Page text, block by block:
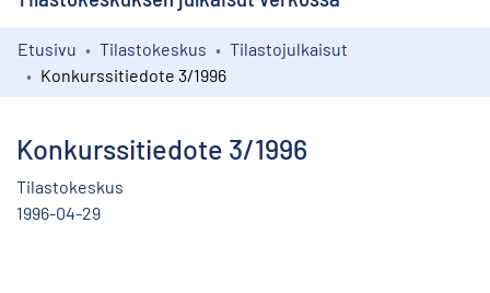
Kokoelmat
Etusivu Tilastokeskus
Tilastojulkaisut
Konkurssitiedote 3/1996
Konkurssitiedote 3/1996
Tilastokeskus
1996-04-29